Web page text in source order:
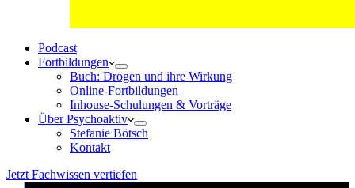
Podcast
Fortbildungen
Buch: Drogen und ihre Wirkung
Online-Fortbildungen
Inhouse-Schulungen & Vorträge
Über Psychoaktiv
Stefanie Bötsch
Kontakt
Jetzt Fachwissen vertiefen